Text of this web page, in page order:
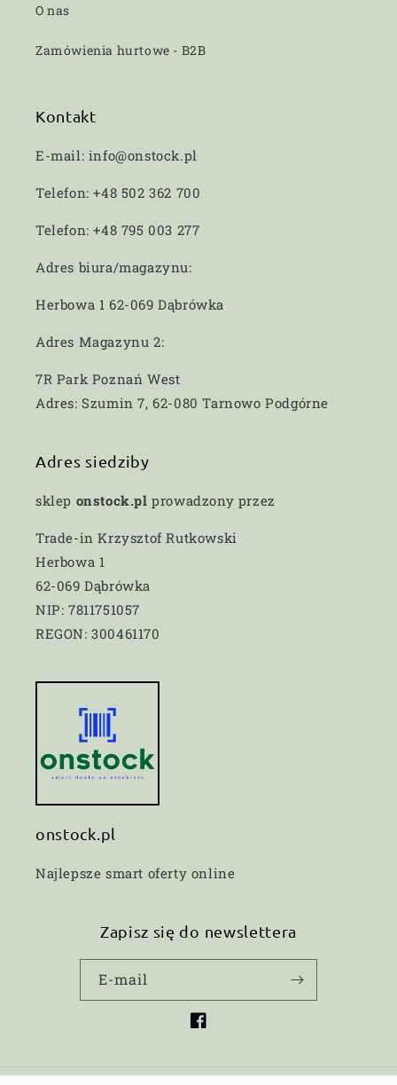
O nas
Zamówienia hurtowe - B2B
Kontakt
E-mail: info@onstock.pl
Telefon: +48 502 362 700
Telefon: +48 795 003 277
Adres biura/magazynu:
Herbowa 1 62-069 Dąbrówka
Adres Magazynu 2:
7R Park Poznań West
Adres: Szumin 7, 62-080 Tarnowo Podgórne
Adres siedziby
sklep onstock.pl prowadzony przez
Trade-in Krzysztof Rutkowski
Herbowa 1
62-069 Dąbrówka
NIP: 7811751057
REGON: 300461170
onstock.pl
Najlepsze smart oferty online
Zapisz się do newslettera
E-mail
Facebook